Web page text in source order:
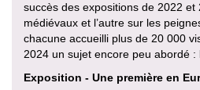
succès des expositions de 2022 et
médiévaux et l’autre sur les
chacune accueilli plus de 20 000
2024 un sujet encore peu abordé :
Exposition - Une première en